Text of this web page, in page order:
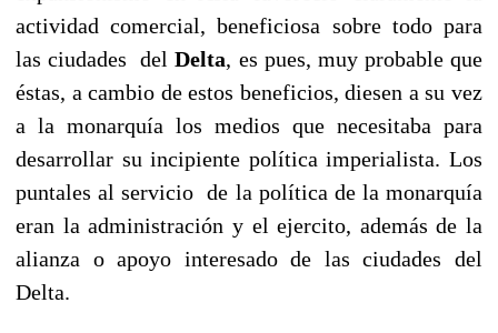
actividad comercial, beneficiosa sobre todo para
las ciudades delDelta, es pues, muy probable que
éstas, a cambio de estos beneficios, diesen a su vez
a la monarquía los medios que necesitaba para
desarrollar su incipiente política imperialista. Los
puntales al servicio de la política de la monarquía
eran la administración y el ejercito, además de la
alianza o apoyo interesado de las ciudades del
Delta.